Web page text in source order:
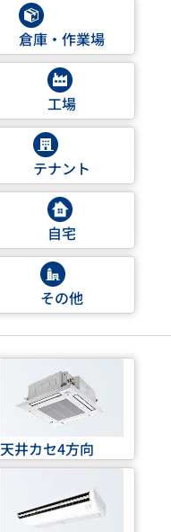
倉庫・作業場
工場
テナント
自宅
その他
天井カセ4方向